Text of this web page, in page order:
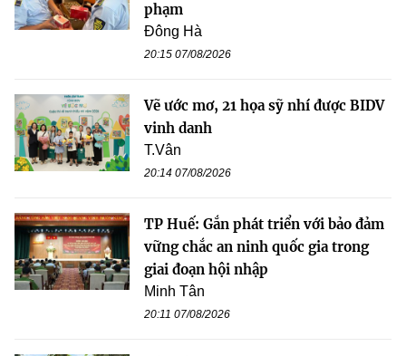
phạm
Đông Hà
20:15 07/08/2026
Vẽ ước mơ, 21 họa sỹ nhí được BIDV
vinh danh
T.Vân
20:14 07/08/2026
TP Huế: Gắn phát triển với bảo đảm
vững chắc an ninh quốc gia trong
giai đoạn hội nhập
Minh Tân
20:11 07/08/2026